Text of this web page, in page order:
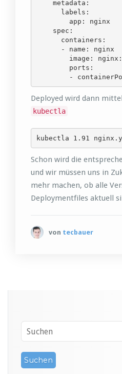
-
Deployed wird dann
kubectla
kubectla 1.91
Schon wird die
und wir müssen uns in
mehr machen, ob alle
Deploymentfiles aktuell
von tecbauer